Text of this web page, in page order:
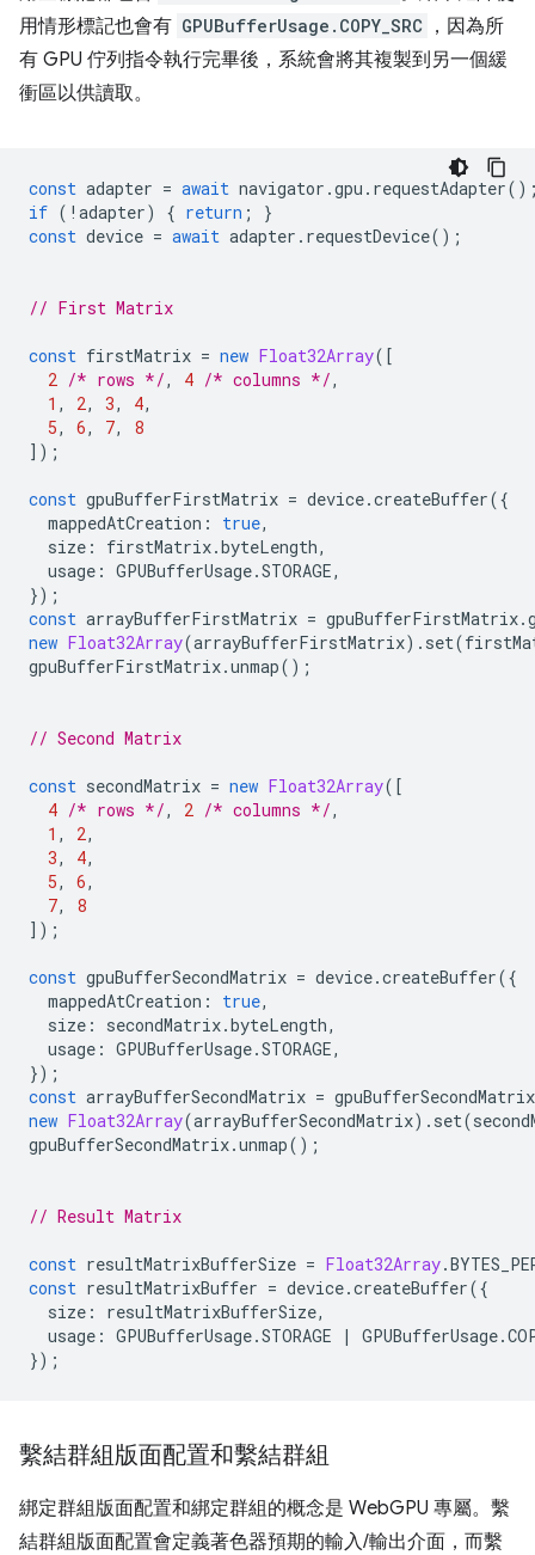
用情形標記也會有 GPUBufferUsage.COPY_SRC
，因為所
有 GPU 佇列指令執行完畢後，系統會將其複製到另一個緩
衝區以供讀取。
const adapter = await navigator .gpu . requestAdapter
if ( ! adapter) { return ;
}
const device = await adapter . requestDevice();
// First Matrix
const firstMatrix = new Float32Array([
2 /* rows */, 4 /* columns */,
1 , 2, 3, 4,
5, 6, 7,
8
]);
const gpuBufferFirstMatrix = device.createBuffer({
mappedAtCreation : true,
size : firstMatrix.byteLength,
usage : GPUBufferUsage.STORAGE,
});
const arrayBufferFirstMatrix = gpuBufferFirstMatrix.
new Float32Array(arrayBufferFirstMatrix). set(
gpuBufferFirstMatrix.unmap();
// Second Matrix
const secondMatrix = new Float32Array([
4 /* rows */, 2 /* columns */,
1 , 2,
3, 4,
5, 6,
7,
8
]);
const gpuBufferSecondMatrix = device.createBuffer({
mappedAtCreation : true,
size : secondMatrix.byteLength,
usage : GPUBufferUsage.STORAGE,
});
const arrayBufferSecondMatrix = gpuBufferSecondMatrix
new Float32Array(arrayBufferSecondMatrix). set(
gpuBufferSecondMatrix.unmap();
// Result Matrix
const resultMatrixBufferSize = Float32Array.
const resultMatrixBuffer = device.createBuffer({
size : resultMatrixBufferSize,
usage : GPUBufferUsage.STORAGE | GPUBufferUsage.
});
繫結群組版面配置和繫結群組
綁定群組版面配置和綁定群組的概念是 WebGPU 專屬。繫
結群組版面配置會定義著色器預期的輸入/輸出介面，而繫